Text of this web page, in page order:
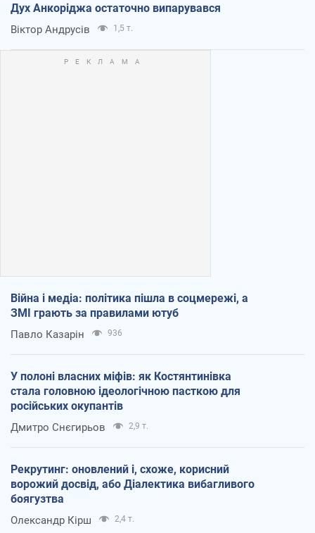
Дух Анкоріджа остаточно випарувався
Віктор Андрусів 1,5 т.
Війна і медіа: політика пішла в соцмережі, а
ЗМІ грають за правилами ютуб
Павло Казарін 936
У полоні власних міфів: як Костянтинівка
стала головною ідеологічною пасткою для
російських окупантів
Дмитро Снєгирьов 2,9 т.
Рекрутинг: оновлений і, схоже, корисний
ворожий досвід, або Діалектика вибагливого
боягузтва
Олександр Кірш 2,4 т.